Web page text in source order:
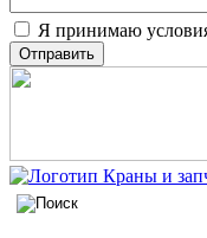
Я принимаю
Отправить